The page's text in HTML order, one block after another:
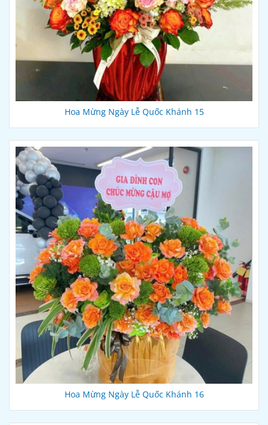
Hoa Mừng Ngày Lễ Quốc Khánh 15
Hoa Mừng Ngày Lễ Quốc Khánh 16